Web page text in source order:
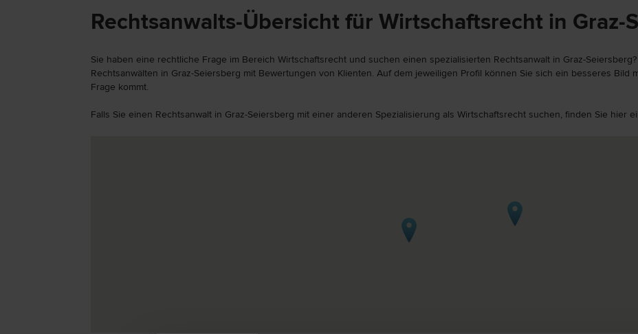
Rechtsanwalts-Übersicht für Wirtschaftsrecht in Graz-
Sie haben eine rechtliche Frage im Bereich Wirtschaftsrecht und suchen einen spezialisierten Rechtsanwalt in Graz-
Rechtsanwälten in Graz-Seiersberg mit Bewertungen von Klienten. Auf dem jeweiligen Profil können Sie sich ein besseres Bild
Frage kommt.
Falls Sie einen Rechtsanwalt in Graz-Seiersberg mit einer anderen Spezialisierung als Wirtschaftsrecht suchen, finden Sie hier